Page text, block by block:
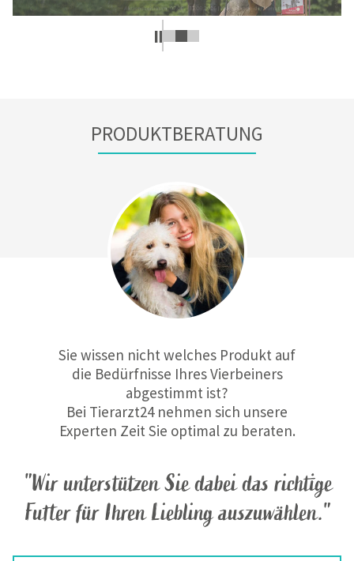
PRODUKTBERATUNG
"Wir unterstützen Sie dabei das richtige
Futter für Ihren Liebling auszuwählen."
Sie wissen nicht welches Produkt auf
die Bedürfnisse Ihres Vierbeiners
abgestimmt ist?
Bei Tierarzt24 nehmen sich unsere
Experten Zeit Sie optimal zu beraten.